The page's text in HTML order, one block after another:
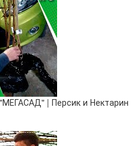
| Персик и Нектарин